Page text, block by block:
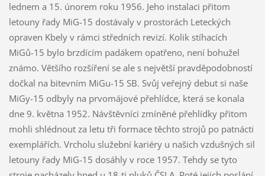
lednem a 15. únorem roku 1956. Jeho instalaci přitom
letouny řady MiG-15 dostávaly v prostorách Leteckých
opraven Kbely v rámci středních revizí. Kolik stíhacích
MiGů-15 bylo brzdícím padákem opatřeno, není bohužel
známo. Většího rozšíření se ale s největší pravděpodobností
dočkal na bitevním MiGu-15 SB. Svůj veřejný debut si naše
MiGy-15 odbyly na prvomájové přehlídce, která se konala
dne 9. května 1952. Návštěvníci zmíněné přehlídky přitom
mohli shlédnout za letu tři formace těchto strojů po patnácti
exemplářích. Vrcholu služební kariéry u našich vzdušných sil
letouny řady MiG-15 dosáhly v roce 1957. Tehdy se tyto